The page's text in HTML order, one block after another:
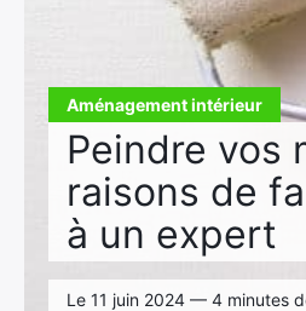
Aménagement intérieur
Peindre vos
raisons de
à un expert
Le 11 juin 2024 — 4 minutes